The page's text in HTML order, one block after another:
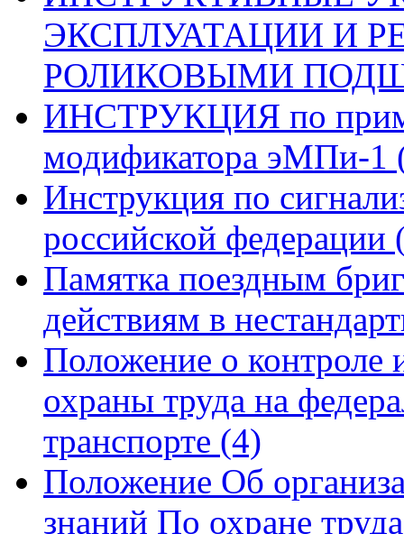
ЭКСПЛУАТАЦИИ И
РОЛИКОВЫМИ
ИНСТРУКЦИЯ по
модификатора эМПи-1
Инструкция по
российской федерации
Памятка поездным
действиям в
Положение о контроле
охраны труда на
транспорте (4)
Положение Об
знаний По охране